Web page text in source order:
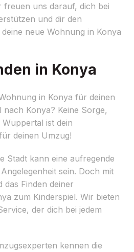
freuen uns darauf, dich bei
und dir den
neue Wohnung in Konya
in Konya
in Konya für deinen
Konya? Keine Sorge,
ist dein
deinen Umzug!
Stadt kann eine aufregende
sein. Doch mit
Finden deiner
zum Kinderspiel. Wir bieten
der dich bei jedem
kennen die